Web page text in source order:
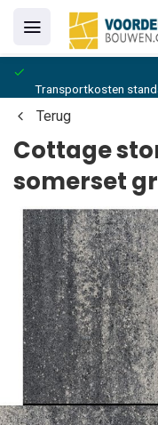
Transportkosten
Terug
Cottage
somerset